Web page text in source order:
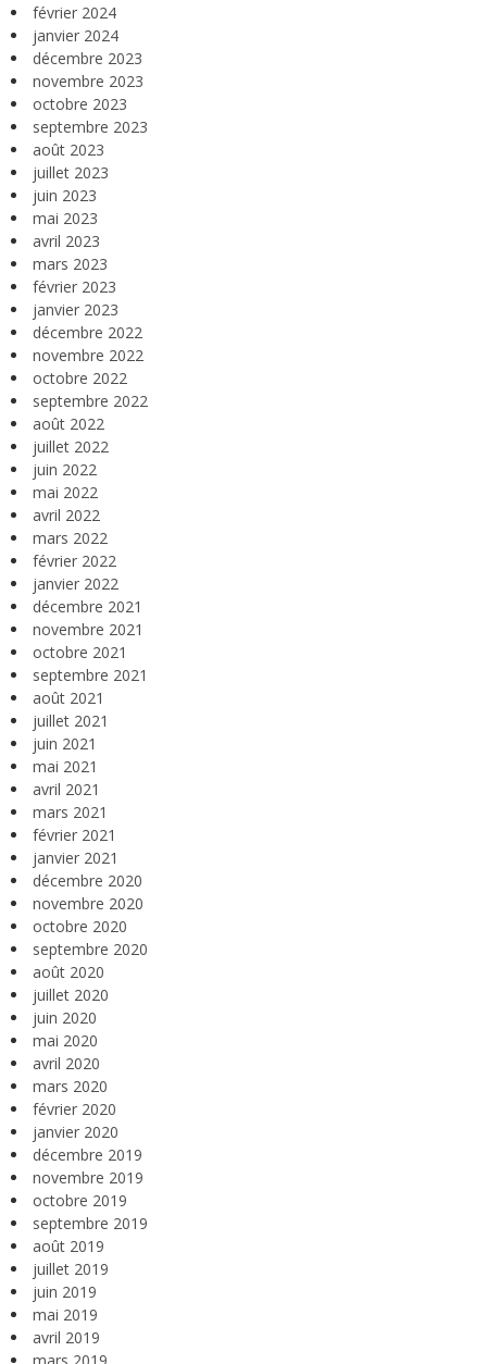
février 2024
janvier 2024
décembre 2023
novembre 2023
octobre 2023
septembre 2023
août 2023
juillet 2023
juin 2023
mai 2023
avril 2023
mars 2023
février 2023
janvier 2023
décembre 2022
novembre 2022
octobre 2022
septembre 2022
août 2022
juillet 2022
juin 2022
mai 2022
avril 2022
mars 2022
février 2022
janvier 2022
décembre 2021
novembre 2021
octobre 2021
septembre 2021
août 2021
juillet 2021
juin 2021
mai 2021
avril 2021
mars 2021
février 2021
janvier 2021
décembre 2020
novembre 2020
octobre 2020
septembre 2020
août 2020
juillet 2020
juin 2020
mai 2020
avril 2020
mars 2020
février 2020
janvier 2020
décembre 2019
novembre 2019
octobre 2019
septembre 2019
août 2019
juillet 2019
juin 2019
mai 2019
avril 2019